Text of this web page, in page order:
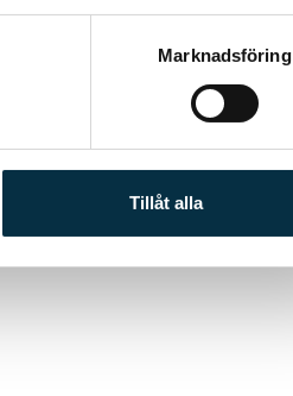
Marknadsföring
Tillåt alla